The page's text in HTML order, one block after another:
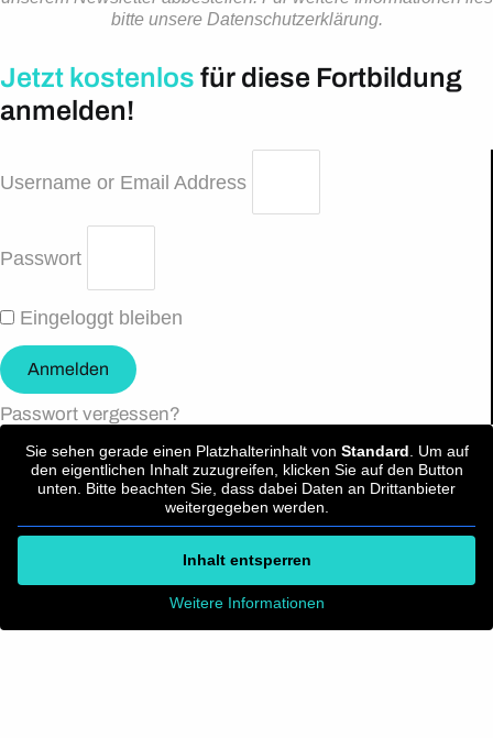
bitte unsere Datenschutzerklärung.
Jetzt kostenlos für diese Fortbildung
anmelden!
Username or Email Address
Passwort
Eingeloggt bleiben
Anmelden
Passwort vergessen?
Sie sehen gerade einen Platzhalterinhalt von Standard. Um auf
den eigentlichen Inhalt zuzugreifen, klicken Sie auf den Button
unten. Bitte beachten Sie, dass dabei Daten an Drittanbieter
weitergegeben werden.
Inhalt entsperren
Weitere Informationen